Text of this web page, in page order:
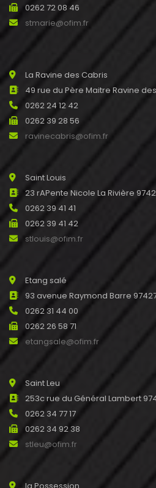
0262 72 08 46
stmarie@ofim.fr
La Ravine des Cabris
49 rue du Père Maitre Ravine des
0262 24 12 42
0262 39 28 56
ravinecabris@ofim.fr
Saint Louis
23 rAPente Nicole La Rivière
0262 39 41 41
0262 39 41 42
stlouis@ofim.fr
Etang salé
93 avenue Raymond Barre 97427
0262 31 44 00
0262 26 58 71
etangsale@ofim.fr
Saint Leu
253c rue du Général Lambert
0262 34 77 17
0262 34 92 38
stleu@ofim.fr